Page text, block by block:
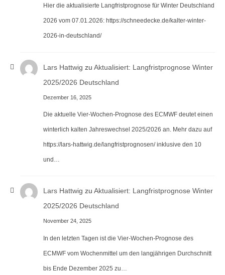
Hier die aktualisierte Langfristprognose für Winter Deutschland
2026 vom 07.01.2026: https://schneedecke.de/kalter-winter-
2026-in-deutschland/
Lars Hattwig zu Aktualisiert: Langfristprognose Winter
2025/2026 Deutschland
Dezember 16, 2025
Die aktuelle Vier-Wochen-Prognose des ECMWF deutet einen
winterlich kalten Jahreswechsel 2025/2026 an. Mehr dazu auf
https://lars-hattwig.de/langfristprognosen/ inklusive den 10
und…
Lars Hattwig zu Aktualisiert: Langfristprognose Winter
2025/2026 Deutschland
November 24, 2025
In den letzten Tagen ist die Vier-Wochen-Prognose des
ECMWF vom Wochenmittel um den langjährigen Durchschnitt
bis Ende Dezember 2025 zu…